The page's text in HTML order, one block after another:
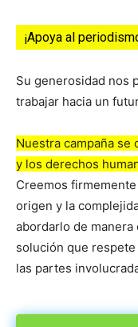
¡Apoya al
Su generosidad nos
trabajar hacia un
Nuestra campaña se
y los derechos
Creemos
origen y la
abordarlo de manera
solución que
las partes